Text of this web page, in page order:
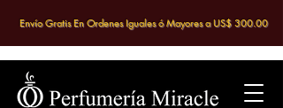
Envío Gratis En Ordenes Iguales ó Mayores a US$ 300.00